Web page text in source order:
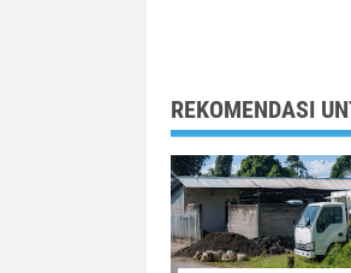
REKOMENDASI